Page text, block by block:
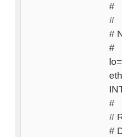
#
#
#
#
#
#
#